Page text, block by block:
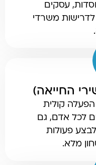
עסקים
משרדי
החייאה)
קולית
לכל אדם, גם
פעולות
מלא.